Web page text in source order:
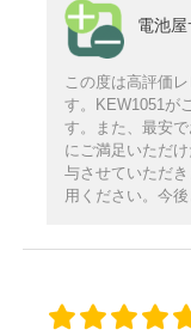
電池屋
この度は高評価
す。KEW1051が
す。また、最安
にご満足いただ
与させていただ
用ください。今